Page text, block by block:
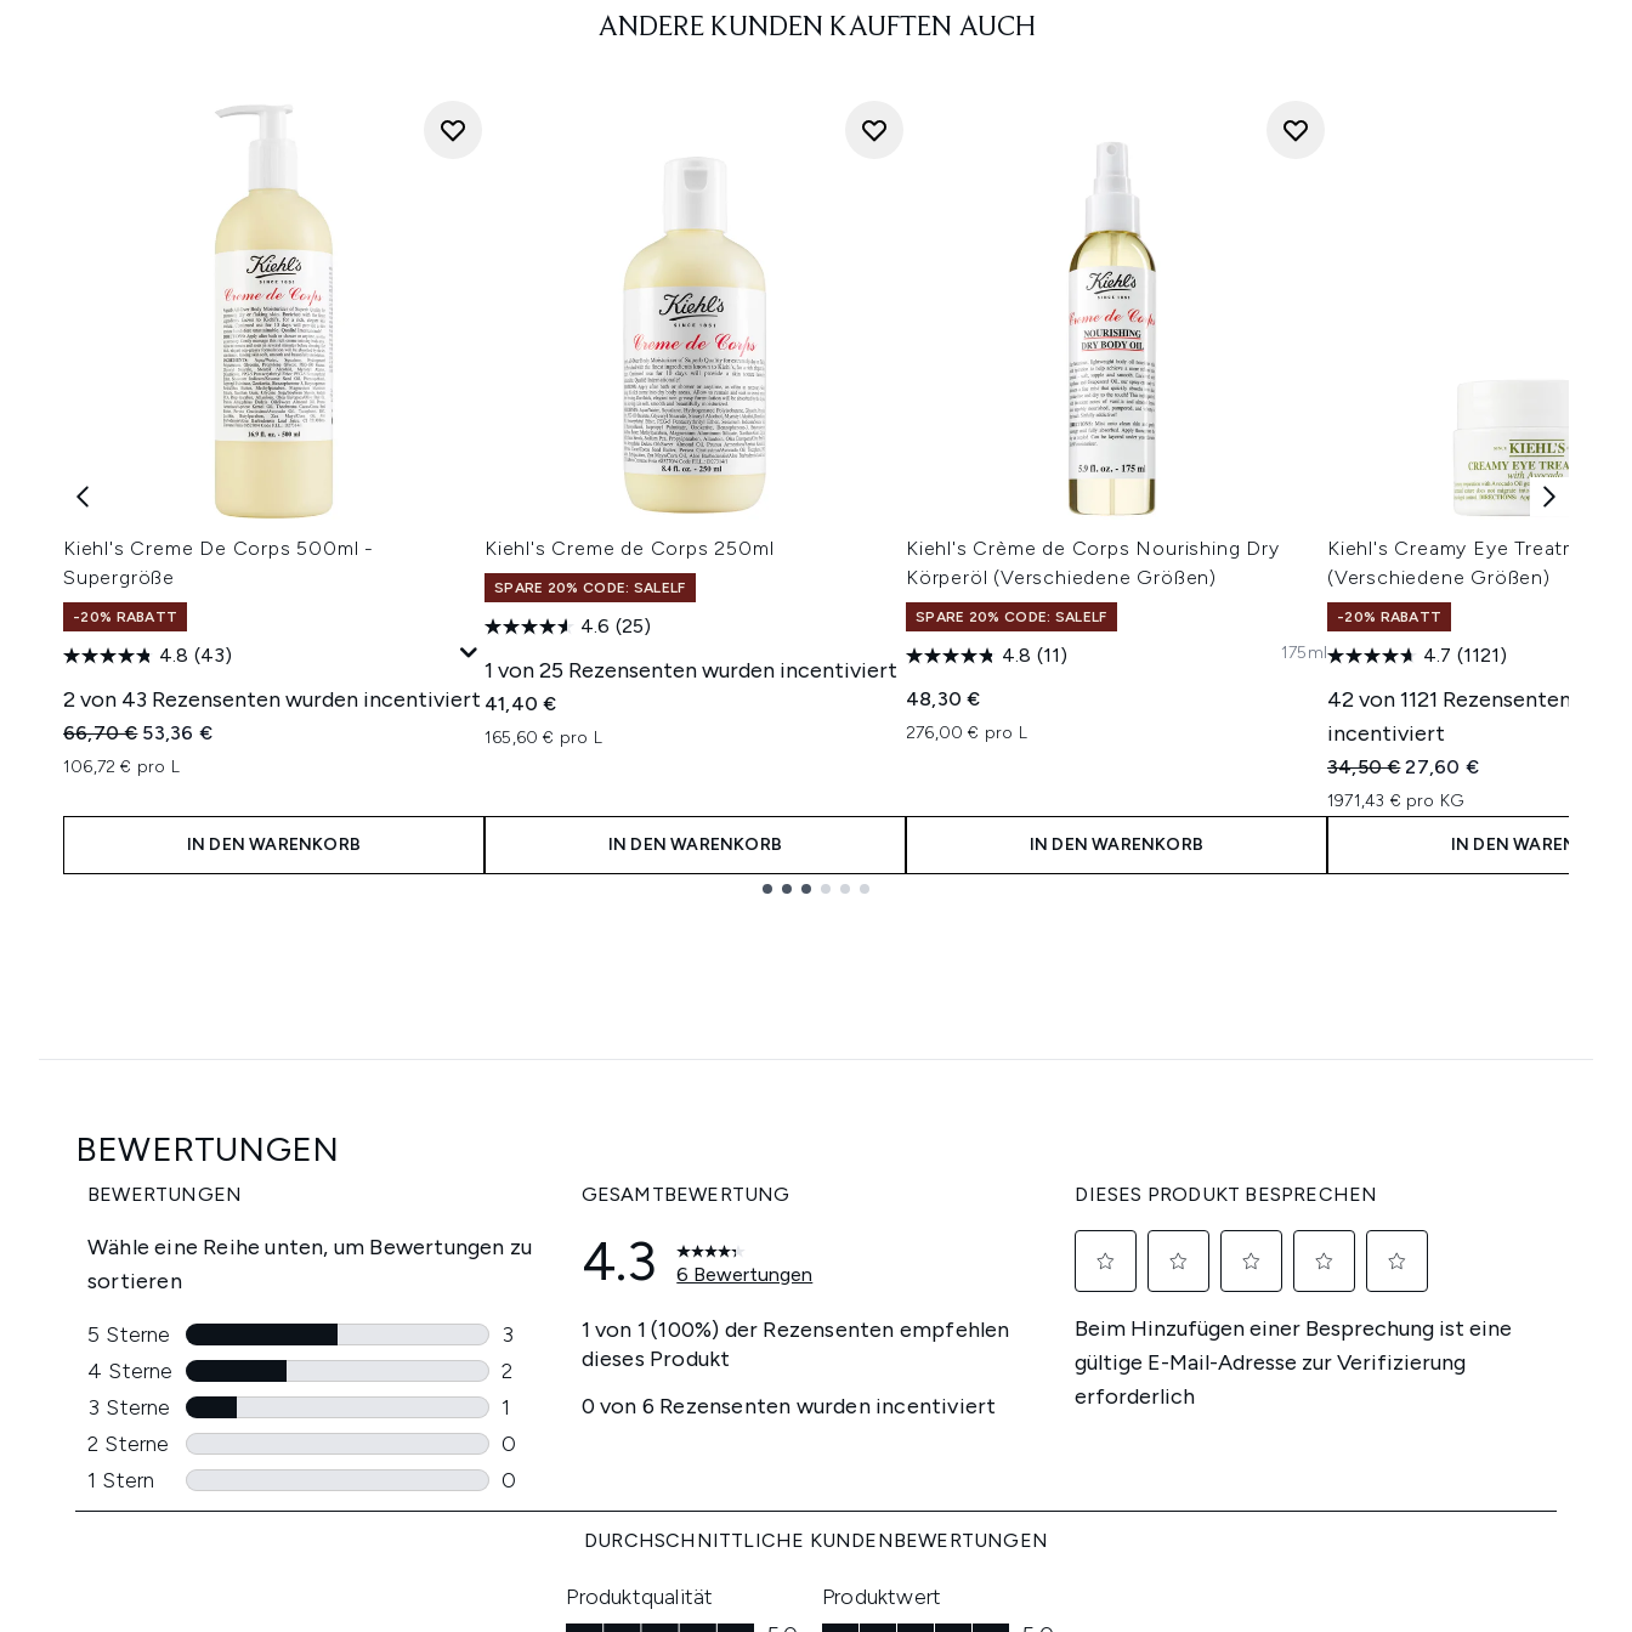
ANDERE KUNDEN KAUFTEN AUCH
Kiehl's Creme De Corps 500ml -
Supergröße
-20% RABATT
4.8 (43)
2 von 43 Rezensenten wurden incentiviert
Unverbindliche Preisempfehlung:
66,70 € Aktueller Preis:
53,36 €
106,72 € pro L
IN DEN WARENKORB
Kiehl's Creme de Corps 250ml
SPARE 20% CODE: SALELF
4.6 (25)
1 von 25 Rezensenten wurden incentiviert
41,40 €
165,60 € pro L
IN DEN WARENKORB
Kiehl's Crème de Corps Nourishing Dry
Körperöl (Verschiedene Größen)
SPARE 20% CODE: SALELF
4.8 (11)
48,30 €
276,00 € pro L
175ml
IN DEN WARENKORB
Kiehl's Creamy Eye Treatment
(Verschiedene Größen)
-20% RABATT
4.7 (1121)
42 von 1121 Rezensenten
incentiviert
Unverbindliche Preisempfehlung:
34,50 €Aktueller Preis:
27,60 €
1971,43 € pro KG
IN DEN WARENKORB